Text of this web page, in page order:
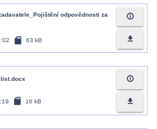
odpovědnosti za
sd_card 63 kB
info_outline
file_download
sd_card 16 kB
info_outline
file_download